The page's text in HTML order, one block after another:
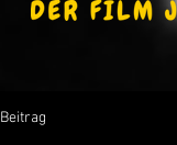
Beitrag